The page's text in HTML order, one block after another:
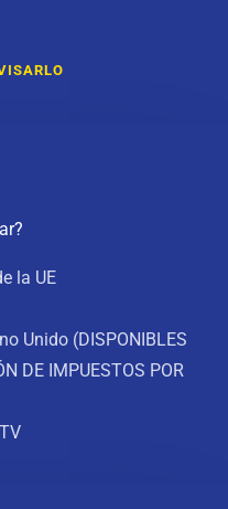
la UE
Unido (DISPONIBLES
DE IMPUESTOS POR